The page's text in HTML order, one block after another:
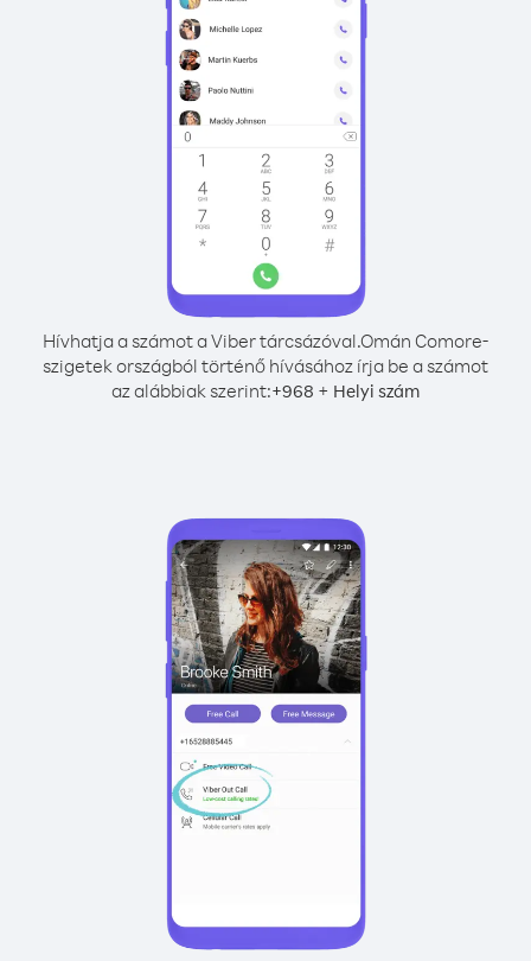
Hívhatja a számot a Viber tárcsázóval.Omán Comore-
szigetek országból történő hívásához írja be a számot
az alábbiak szerint:+968 + Helyi szám